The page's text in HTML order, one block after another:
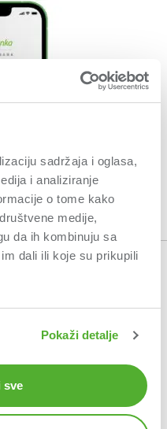
sadržaja i oglasa,
i analiziranje
o tome kako
medije,
da ih kombinuju sa
dali ili koje su prikupili
Pokaži detalje
sve